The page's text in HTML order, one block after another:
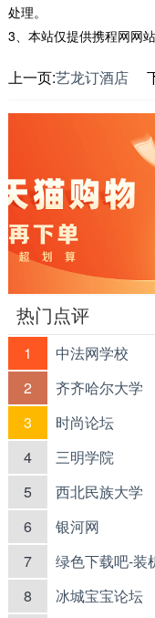
处理。
3、本站仅提供携程网网
上一页:艺龙订酒店
热门点评
1 中法网学校
2 齐齐哈尔大学
3 时尚论坛
4 三明学院
5 西北民族大学
6 银河网
7 绿色下载吧-装
8 冰城宝宝论坛